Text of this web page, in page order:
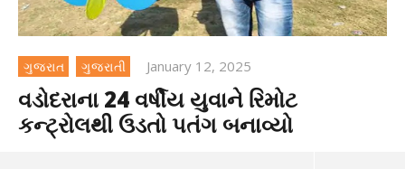
ગુજરાત ગુજરાતી January 12, 2025
વડોદરાના 24 વર્ષીય યુવાને રિમોટ
કન્ટ્રોલથી ઉડતો પતંગ બનાવ્યો